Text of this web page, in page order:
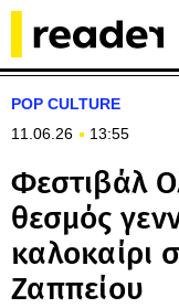
POP CULTURE
11.06.26
13:55
Φεστιβάλ
θεσμός
καλοκαίρι
Ζαππείου